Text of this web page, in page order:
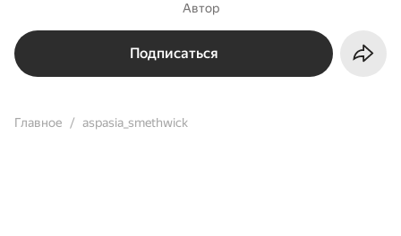
Автор
Подписаться
Главное aspasia_smethwick